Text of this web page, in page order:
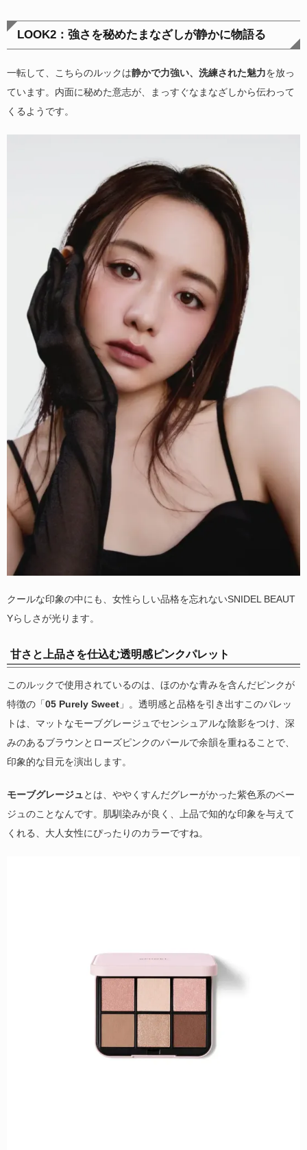
LOOK2：強さを秘めたまなざしが静かに物語る
一転して、こちらのルックは静かで力強い、洗練された魅力を放っ
ています。内面に秘めた意志が、まっすぐなまなざしから伝わって
くるようです。
クールな印象の中にも、女性らしい品格を忘れないSNIDEL BEAUT
Yらしさが光ります。
甘さと上品さを仕込む透明感ピンクパレット
このルックで使用されているのは、ほのかな青みを含んだピンクが
特徴の「05 Purely Sweet 」。透明感と品格を引き出すこのパレッ
トは、マットなモーブグレージュでセンシュアルな陰影をつけ、深
みのあるブラウンとローズピンクのパールで余韻を重ねることで、
印象的な目元を演出します。
モーブグレージュ とは、ややくすんだグレーがかった紫色系のベー
ジュのことなんです。肌馴染みが良く、上品で知的な印象を与えて
くれる、大人女性にぴったりのカラーですね。